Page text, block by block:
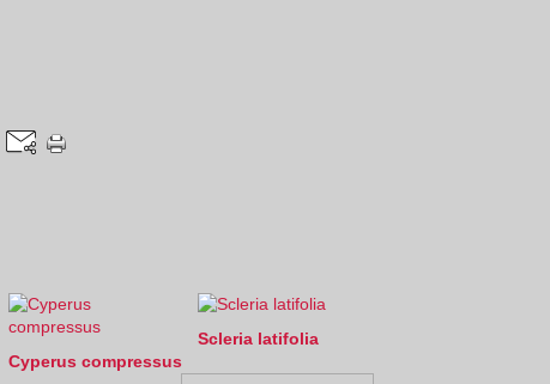
Cyperus compressus
Scleria latifolia